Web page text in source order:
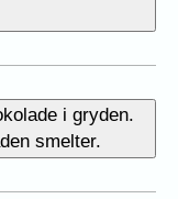
i gryden.
smelter.